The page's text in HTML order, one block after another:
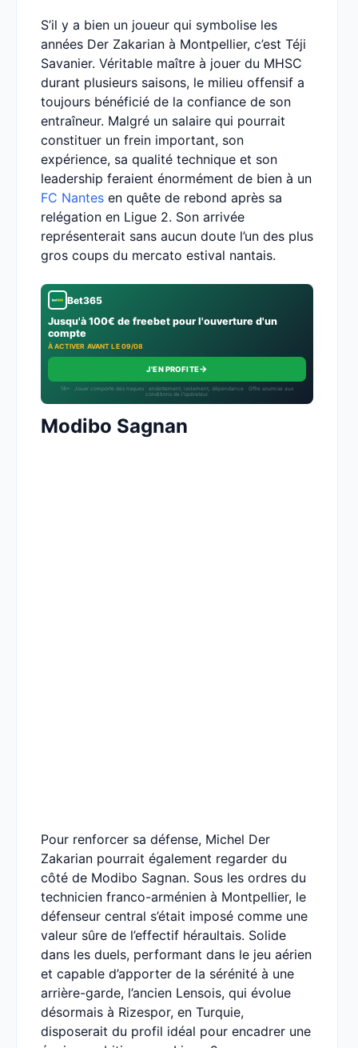
S’il y a bien un joueur qui symbolise les
années Der Zakarian à Montpellier, c’est Téji
Savanier. Véritable maître à jouer du MHSC
durant plusieurs saisons, le milieu offensif a
toujours bénéficié de la confiance de son
entraîneur. Malgré un salaire qui pourrait
constituer un frein important, son
expérience, sa qualité technique et son
leadership feraient énormément de bien à un
FC Nantes en quête de rebond après sa
relégation en Ligue 2. Son arrivée
représenterait sans aucun doute l’un des plus
gros coups du mercato estival nantais.
Bet365
Jusqu'à 100€ de freebet pour l'ouverture d'un
compte
À ACTIVER AVANT LE 09/08
J'EN PROFITE→
18+ · Jouer comporte des risques : endettement, isolement, dépendance · Offre soumise aux
conditions de l’opérateur.
Modibo Sagnan
Pour renforcer sa défense, Michel Der
Zakarian pourrait également regarder du
côté de Modibo Sagnan. Sous les ordres du
technicien franco-arménien à Montpellier, le
défenseur central s’était imposé comme une
valeur sûre de l’effectif héraultais. Solide
dans les duels, performant dans le jeu aérien
et capable d’apporter de la sérénité à une
arrière-garde, l’ancien Lensois, qui évolue
désormais à Rizespor, en Turquie,
disposerait du profil idéal pour encadrer une